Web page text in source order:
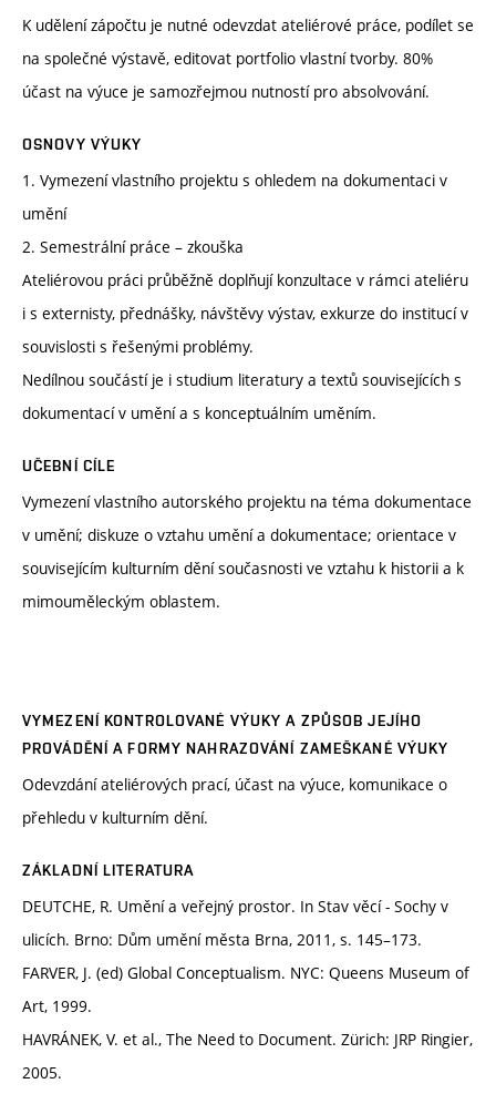
K udělení zápočtu je nutné odevzdat ateliérové práce, podílet se
na společné výstavě, editovat portfolio vlastní tvorby. 80%
účast na výuce je samozřejmou nutností pro absolvování.
OSNOVY VÝUKY
1. Vymezení vlastního projektu s ohledem na dokumentaci v
umění
2. Semestrální práce – zkouška
Ateliérovou práci průběžně doplňují konzultace v rámci ateliéru
i s externisty, přednášky, návštěvy výstav, exkurze do institucí v
souvislosti s řešenými problémy.
Nedílnou součástí je i studium literatury a textů souvisejících s
dokumentací v umění a s konceptuálním uměním.
UČEBNÍ CÍLE
Vymezení vlastního autorského projektu na téma dokumentace
v umění; diskuze o vztahu umění a dokumentace; orientace v
souvisejícím kulturním dění současnosti ve vztahu k historii a k
mimouměleckým oblastem.
VYMEZENÍ KONTROLOVANÉ VÝUKY A ZPŮSOB JEJÍHO
PROVÁDĚNÍ A FORMY NAHRAZOVÁNÍ ZAMEŠKANÉ VÝUKY
Odevzdání ateliérových prací, účast na výuce, komunikace o
přehledu v kulturním dění.
ZÁKLADNÍ LITERATURA
DEUTCHE, R. Umění a veřejný prostor. In Stav věcí - Sochy v
ulicích. Brno: Dům umění města Brna, 2011, s. 145–173.
FARVER, J. (ed) Global Conceptualism. NYC: Queens Museum of
Art, 1999.
HAVRÁNEK, V. et al., The Need to Document. Zürich: JRP Ringier,
2005.